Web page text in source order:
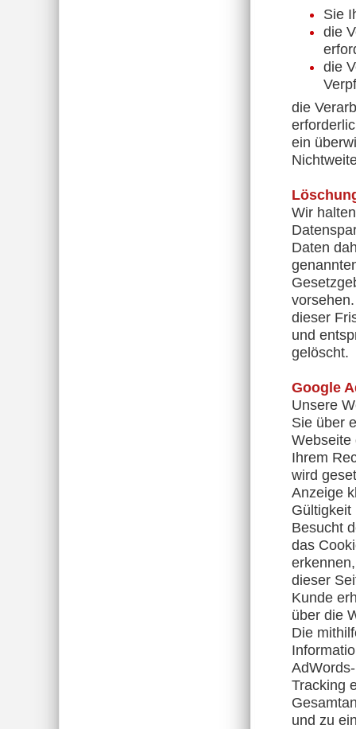
Sie
die
die
die
ein
Wir
Daten
dieser
und
gelöscht.
Google
Unsere
Sie über
Webseite
Ihrem
wird
Anzeige
Gültigkeit
Besucht
das
dieser
Kunde
über die
Die
Tracking
und zu